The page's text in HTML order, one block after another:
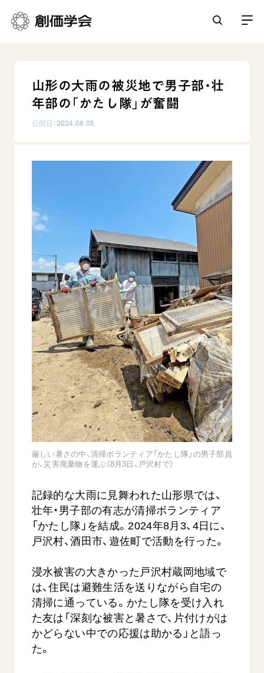
人間革命
釈尊～法華経
創価学会の三代会長
初代会長・牧口常三郎先生
第2代会長・戸田城聖先生
第3代会長・池田大作先生
日常の活動
仏法を語る
主な行事
年間の活動について
友人葬
彼岸
「人権文化」「ジェンダー平等」を促進
「持続可能な開発目標（SDGs）」の取り組み
音楽活動
展示活動
教育本部の活動
図書贈呈
各国ウェブサイト
世界の創価学会の歴史
基本情報
創価学会 会則
創価学会 社会憲章
組織・機構
会長・理事長・各部長の紹介
沿革
略年表
入会について
関連団体
道府県中心会館
会員サポート
座談会御書ｅ講義
小説『新・人間革命』『人間革命』要旨
御書検索［新版］
関連リンク
創価学会総本部
墓地公園・納骨堂
聖教電子版
聖教ブックストア
soka youth media
Soka Gakkai グローバルサイト
SGIピースサイト
ご意見
ご利用にあたって
SOKA PICKS
「三つの花ことば」 関西吹奏楽団
山形の大雨の被災地で男子部・壮
年部の「かたし隊」が奮闘
公開日：2024.08.05
厳しい暑さの中、清掃ボランティア「かたし隊」の男子部員
が、災害廃棄物を運ぶ（8月3日、戸沢村で）
記録的な大雨に見舞われた山形県では、
壮年・男子部の有志が清掃ボランティア
「かたし隊」を結成。2024年8月3、4日に、
戸沢村、酒田市、遊佐町で活動を行った。
浸水被害の大きかった戸沢村蔵岡地域で
は、住民は避難生活を送りながら自宅の
清掃に通っている。かたし隊を受け入れ
た友は「深刻な被害と暑さで、片付けがは
かどらない中での応援は助かる」と語っ
た。